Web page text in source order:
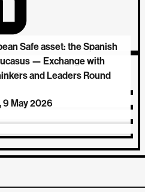
Safe asset: the Spanish
— Exchange with
and Leaders Round
9 May 2026